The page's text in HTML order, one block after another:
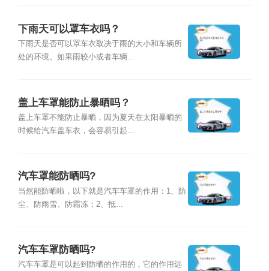
下雨天可以罩车衣吗？
下雨天是否可以罩车衣取决于雨的大小和车辆所
处的环境。如果雨较小或者车辆...
盖上车罩能防止暴晒吗？
盖上车罩不能防止暴晒，因为夏天在太阳暴晒的
时候给汽车盖车衣，会容易引起...
汽车罩能防晒吗?
当然能防晒啦，以下就是汽车车罩的作用：1、防
尘、防雨雪、防霜冻；2、抵...
汽车车罩防晒吗?
汽车车罩是可以起到防晒的作用的，它的作用远